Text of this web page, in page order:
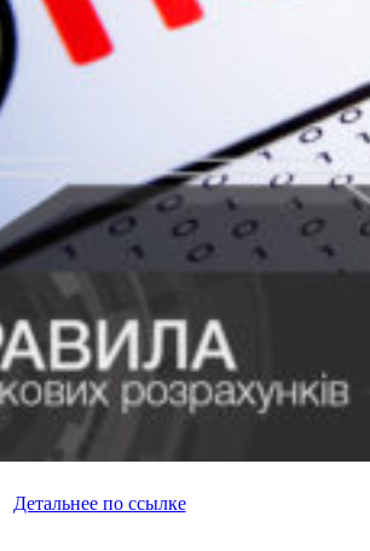
Детальнее по ссылке